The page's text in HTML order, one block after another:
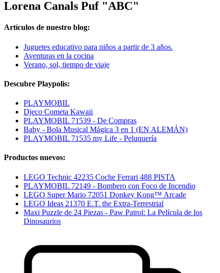
Lorena Canals Puf "ABC"
Artículos de nuestro blog:
Juguetes educativo para niños a partir de 3 años.
Aventuras en la cocina
Verano, sol, tiempo de viaje
Descubre Playpolis:
PLAYMOBIL
Djeco Cometa Kawaii
PLAYMOBIL 71539 - De Compras
Baby - Bola Musical Mágica 3 en 1 (EN ALEMÁN)
PLAYMOBIL 71535 my Life - Peluquería
Productos nuevos:
LEGO Technic 42235 Coche Ferrari 488 PISTA
PLAYMOBIL 72149 - Bombero con Foco de Incendio
LEGO Super Mario 72051 Donkey Kong™ Arcade
LEGO Ideas 21370 E.T. the Extra-Terrestrial
Maxi Puzzle de 24 Piezas - Paw Patrol: La Película de los
Dinosaurios